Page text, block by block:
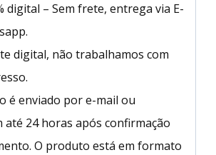
digital – Sem frete, entrega via E-
digital, não trabalhamos com
é enviado por e-mail ou
até 24 horas após confirmação
O produto está em formato